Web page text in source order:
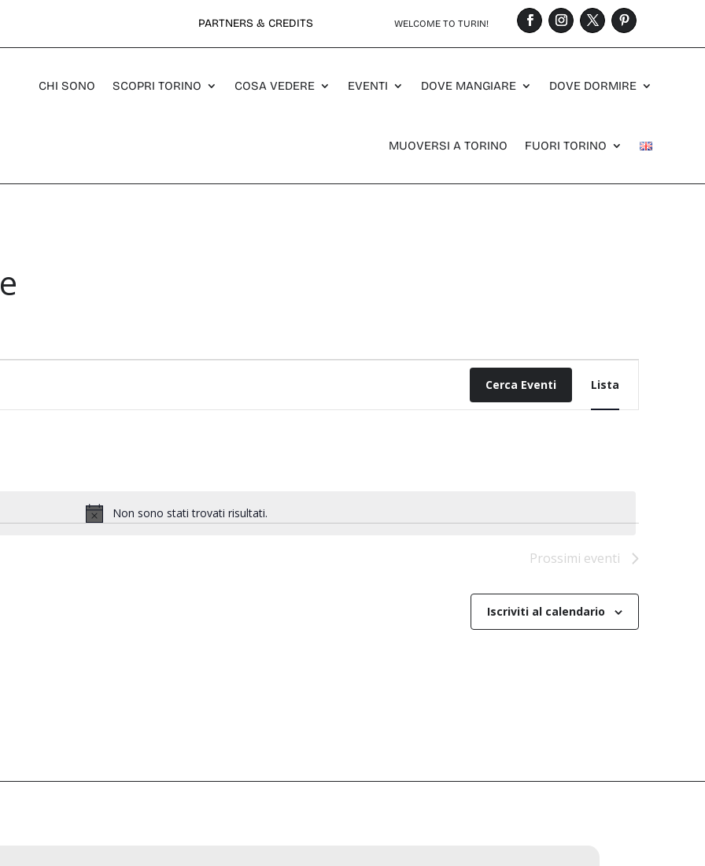
PARTNERS & CREDITS WELCOME TO TURIN!
CHI SONO SCOPRI TORINO COSA VEDERE EVENTI DOVE MANGIARE DOVE DORMIRE
MUOVERSI A TORINO FUORI TORINO
Notice
Non sono stati trovati risultati.
Cerca Eventi
Evento
Viste
Navigazione
Lista
Prossimi eventi
Iscriviti al calendario